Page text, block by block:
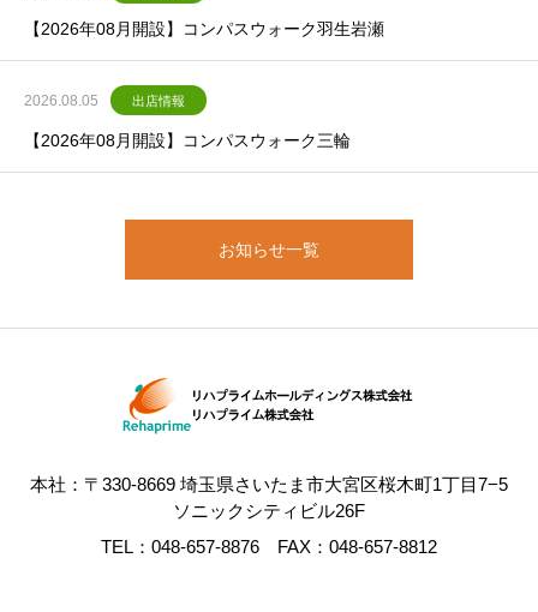
【2026年08月開設】コンパスウォーク羽生岩瀬
2026.08.05 出店情報
【2026年08月開設】コンパスウォーク三輪
お知らせ一覧
本社：〒330-8669 埼玉県さいたま市大宮区桜木町1丁目7−5
ソニックシティビル26F
TEL：048-657-8876 FAX：048-657-8812